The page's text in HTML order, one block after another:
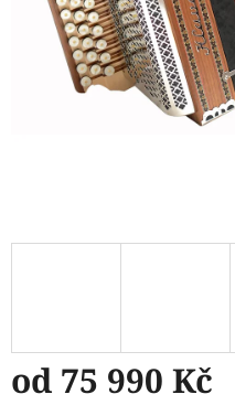
od 75 990 Kč